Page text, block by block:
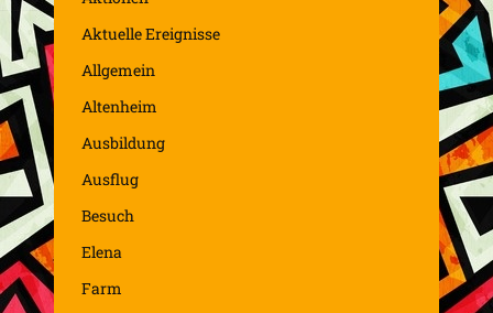
Aktuelle Ereignisse
Allgemein
Altenheim
Ausbildung
Ausflug
Besuch
Elena
Farm